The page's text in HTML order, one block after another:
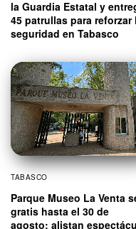
la Guardia Estatal y
45 patrullas para reforzar
seguridad en Tabasco
TABASCO
Parque Museo La Venta
gratis hasta el 30 de
agosto; alistan